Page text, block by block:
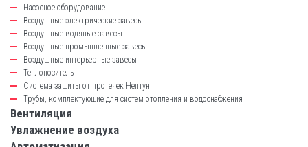
Насосное оборудование
Воздушные электрические завесы
Воздушные водяные завесы
Воздушные промышленные завесы
Воздушные интерьерные завесы
Теплоноситель
Система защиты от протечек Нептун
Трубы, комплектующие для систем отопления и водоснабжения
Вентиляция
Увлажнение воздуха